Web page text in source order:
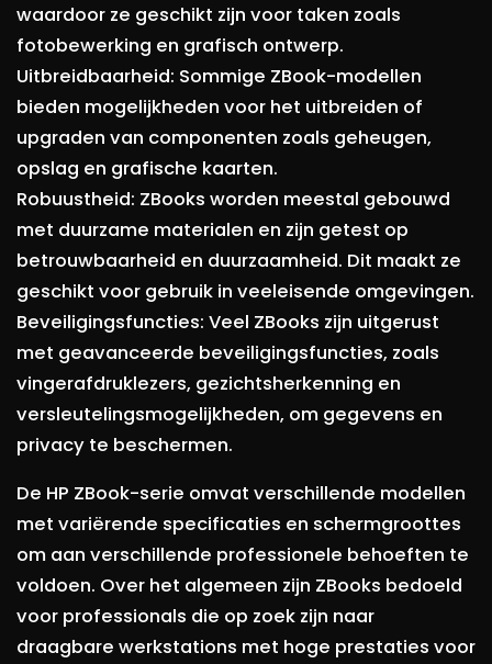
waardoor ze geschikt zijn voor taken zoals
fotobewerking en grafisch ontwerp.
Uitbreidbaarheid: Sommige ZBook-modellen
bieden mogelijkheden voor het uitbreiden of
upgraden van componenten zoals geheugen,
opslag en grafische kaarten.
Robuustheid: ZBooks worden meestal gebouwd
met duurzame materialen en zijn getest op
betrouwbaarheid en duurzaamheid. Dit maakt ze
geschikt voor gebruik in veeleisende omgevingen.
Beveiligingsfuncties: Veel ZBooks zijn uitgerust
met geavanceerde beveiligingsfuncties, zoals
vingerafdruklezers, gezichtsherkenning en
versleutelingsmogelijkheden, om gegevens en
privacy te beschermen.
De HP ZBook-serie omvat verschillende modellen
met variërende specificaties en schermgroottes
om aan verschillende professionele behoeften te
voldoen. Over het algemeen zijn ZBooks bedoeld
voor professionals die op zoek zijn naar
draagbare werkstations met hoge prestaties voor